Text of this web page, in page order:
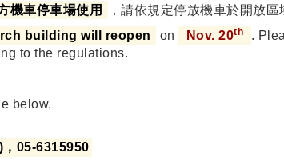
機車停車場使用
，請依規定停放機車於開放區
building will reopen
on Nov. 20th
.
to the regulations.
below.
05-6315950